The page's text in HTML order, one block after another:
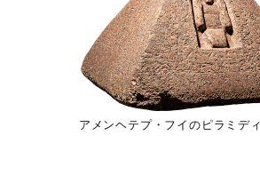
アメンヘテプ・フイのピラミデ